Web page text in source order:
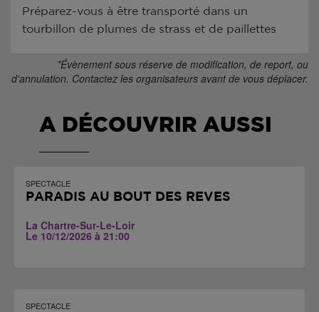
Préparez-vous à être transporté dans un
tourbillon de plumes de strass et de paillettes
*Évènement sous réserve de modification, de report, ou
d'annulation. Contactez les organisateurs avant de vous déplacer.
A DÉCOUVRIR AUSSI
SPECTACLE
PARADIS AU BOUT DES RÊVES
La Chartre-Sur-Le-Loir
Le 10/12/2026 à 21:00
SPECTACLE